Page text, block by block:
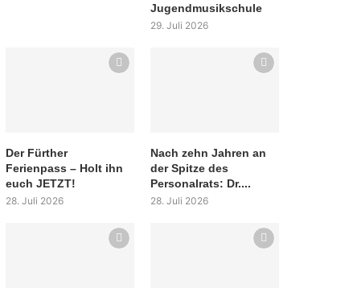
Jugendmusikschule
29. Juli 2026
Der Fürther
Ferienpass – Holt ihn
euch JETZT!
28. Juli 2026
Nach zehn Jahren an
der Spitze des
Personalrats: Dr....
28. Juli 2026